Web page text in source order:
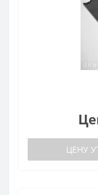
ЦЕНУ